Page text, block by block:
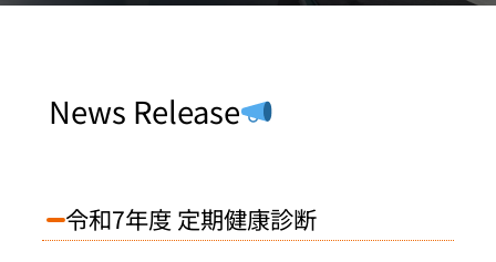
News Release
令和7年度 定期健康診断